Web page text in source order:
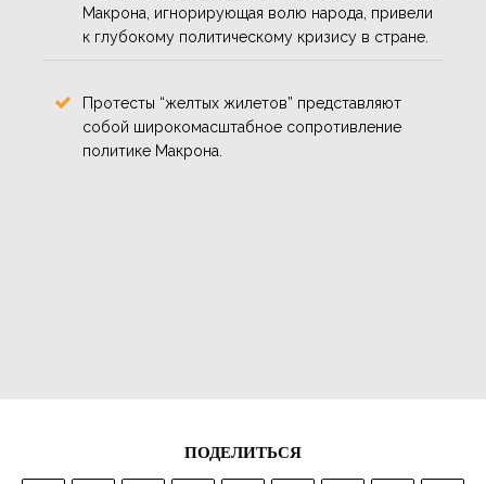
Макрона, игнорирующая волю народа, привели
к глубокому политическому кризису в стране.
Протесты “желтых жилетов” представляют
собой широкомасштабное сопротивление
политике Макрона.
ПОДЕЛИТЬСЯ